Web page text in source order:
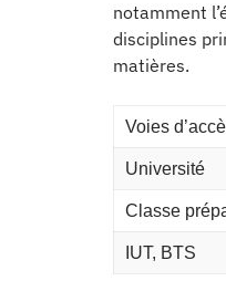
notamment
disciplines
matières.
Voies
Université
Classe
IUT, BTS